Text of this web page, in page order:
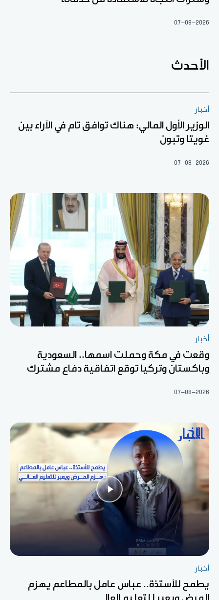
07-08-2026
الأحدث
أخبار
الوزير الأول المالي: هناك توافق تام في الآراء بين
غويتا وتبون
07-08-2026
أخبار
وقعت في مكة وحملت اسمها.. السعودية
وباكستان وتركيا توقع اتفاقية دفاع مشترك
07-08-2026
أخبار
يطمح للأستذة.. عباس عامل بالمطاعم يهزم